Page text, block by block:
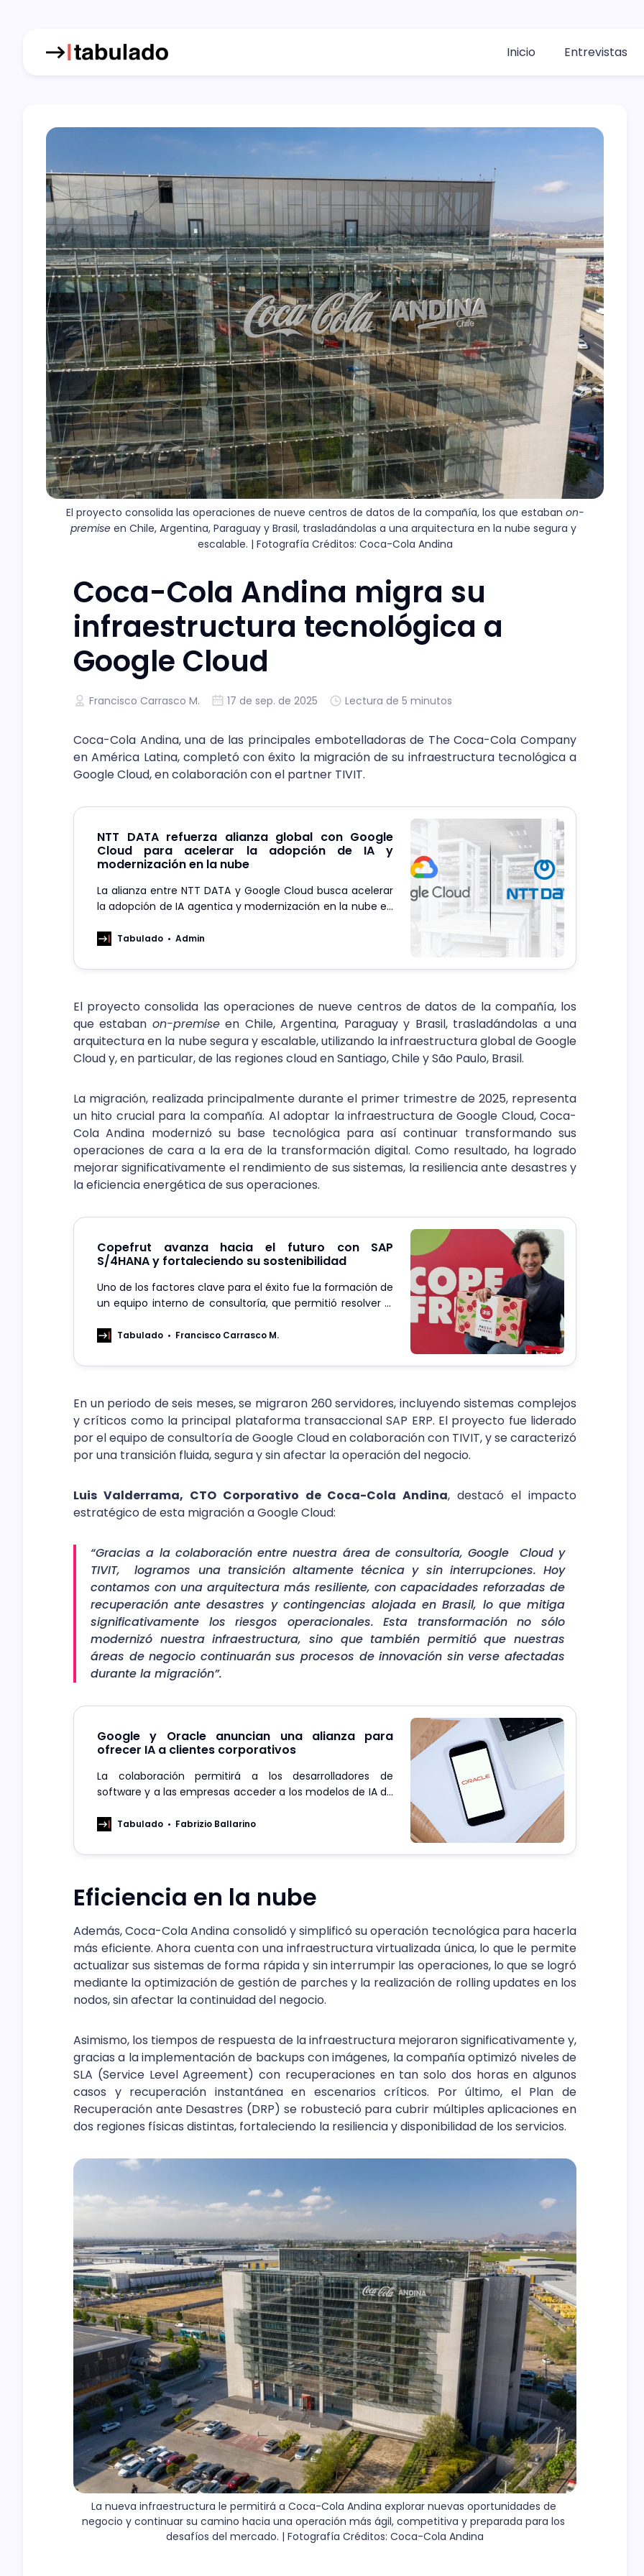
Inicio Entrevistas
El proyecto consolida las operaciones de nueve centros de datos de la compañía, los que estaban on-
premise en Chile, Argentina, Paraguay y Brasil, trasladándolas a una arquitectura en la nube segura y
escalable. | Fotografía Créditos: Coca-Cola Andina
Coca-Cola Andina migra su
infraestructura tecnológica a
Google Cloud
Francisco Carrasco M. 17 de sep. de 2025 Lectura de 5 minutos
Coca-Cola Andina, una de las principales embotelladoras de The Coca-Cola Company
en América Latina, completó con éxito la migración de su infraestructura tecnológica a
Google Cloud, en colaboración con el partner TIVIT.
NTT DATA refuerza alianza global con Google
Cloud para acelerar la adopción de IA y
modernización en la nube
La alianza entre NTT DATA y Google Cloud busca acelerar
la adopción de IA agentica y modernización en la nube en
Tabulado Admin
El proyecto consolida las operaciones de nueve centros de datos de la compañía, los
que estaban on-premiseen Chile, Argentina, Paraguay y Brasil, trasladándolas a una
arquitectura en la nube segura y escalable, utilizando la infraestructura global de Google
Cloud y, en particular, de las regiones cloud en Santiago, Chile y São Paulo, Brasil.
La migración, realizada principalmente durante el primer trimestre de 2025, representa
un hito crucial para la compañía. Al adoptar la infraestructura de Google Cloud, Coca-
Cola Andina modernizó su base tecnológica para así continuar transformando sus
operaciones de cara a la era de la transformación digital. Como resultado, ha logrado
mejorar significativamente el rendimiento de sus sistemas, la resiliencia ante desastres y
la eficiencia energética de sus operaciones.
Copefrut avanza hacia el futuro con SAP
S/4HANA y fortaleciendo su sostenibilidad
Uno de los factores clave para el éxito fue la formación de
un equipo interno de consultoría, que permitió resolver el
soporte externo
Tabulado Francisco Carrasco M.
En un periodo de seis meses, se migraron 260 servidores, incluyendo sistemas complejos
y críticos como la principal plataforma transaccional SAP ERP. El proyecto fue liderado
por el equipo de consultoría de Google Cloud en colaboración con TIVIT, y se caracterizó
por una transición fluida, segura y sin afectar la operación del negocio.
Luis Valderrama, CTO Corporativo de Coca-Cola Andina, destacó el impacto
estratégico de esta migración a Google Cloud:
“Gracias a la colaboración entre nuestra área de consultoría, Google Cloud y
TIVIT, logramos una transición altamente técnica y sin interrupciones. Hoy
contamos con una arquitectura más resiliente, con capacidades reforzadas de
recuperación ante desastres y contingencias alojada en Brasil, lo que mitiga
significativamente los riesgos operacionales. Esta transformación no sólo
modernizó nuestra infraestructura, sino que también permitió que nuestras
áreas de negocio continuarán sus procesos de innovación sin verse afectadas
durante la migración”.
Google y Oracle anuncian una alianza para
ofrecer IA a clientes corporativos
La colaboración permitirá a los desarrolladores de
software y a las empresas acceder a los modelos de IA de
audio.Tabulado Fabrizio Ballarino
Eficiencia en la nube
Además, Coca-Cola Andina consolidó y simplificó su operación tecnológica para hacerla
más eficiente. Ahora cuenta con una infraestructura virtualizada única, lo que le permite
actualizar sus sistemas de forma rápida y sin interrumpir las operaciones, lo que se logró
mediante la optimización de gestión de parches y la realización de rolling updates en los
nodos, sin afectar la continuidad del negocio.
Asimismo, los tiempos de respuesta de la infraestructura mejoraron significativamente y,
gracias a la implementación de backups con imágenes, la compañía optimizó niveles de
SLA (Service Level Agreement) con recuperaciones en tan solo dos horas en algunos
casos y recuperación instantánea en escenarios críticos. Por último, el Plan de
Recuperación ante Desastres (DRP) se robusteció para cubrir múltiples aplicaciones en
dos regiones físicas distintas, fortaleciendo la resiliencia y disponibilidad de los servicios.
La nueva infraestructura le permitirá a Coca-Cola Andina explorar nuevas oportunidades de
negocio y continuar su camino hacia una operación más ágil, competitiva y preparada para los
desafíos del mercado. | Fotografía Créditos: Coca-Cola Andina